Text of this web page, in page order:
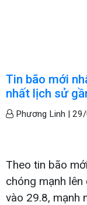
Tin bão mới
nhất lịch sử
Phương Linh |
Theo tin bão
chóng mạnh
vào 29.8, mạnh